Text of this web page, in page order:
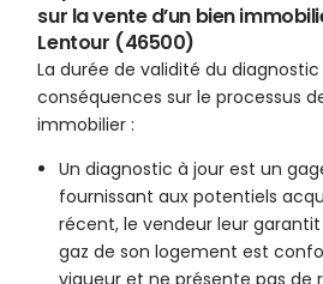
sur la vente d’un bien
Lentour (46500)
La durée de validité du diagnostic
conséquences sur le processus
immobilier :
Un diagnostic à jour est un
fournissant aux potentiels
récent, le vendeur leur garantit
gaz de son logement est